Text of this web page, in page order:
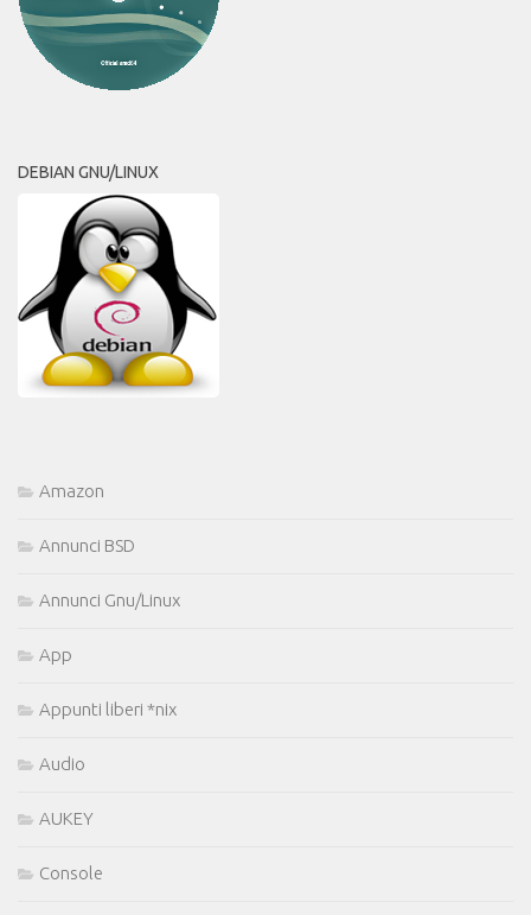
DEBIAN GNU/LINUX
Amazon
Annunci BSD
Annunci Gnu/Linux
App
Appunti liberi *nix
Audio
AUKEY
Console